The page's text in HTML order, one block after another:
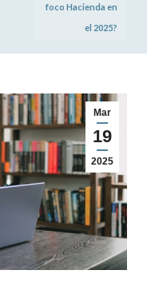
foco Hacienda en
el 2025?
Mar
19
2025